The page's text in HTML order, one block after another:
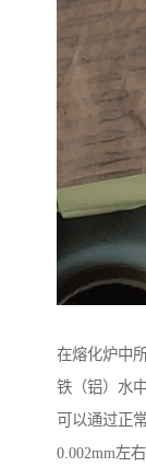
在熔化炉中
铁（铝）水
可以通过正
0.002mm左